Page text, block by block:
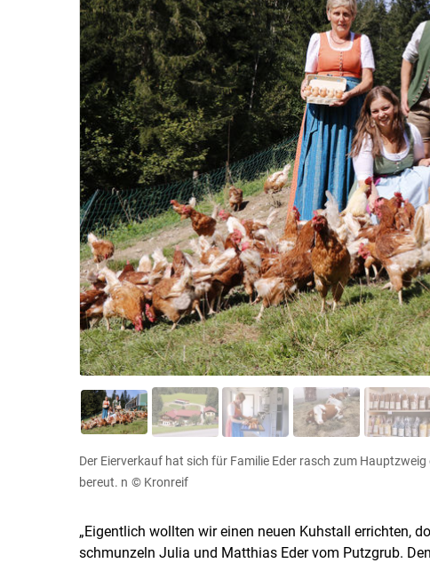
Der Eierverkauf hat sich für Familie Eder rasch zum
bereut. n © Kronreif
„Eigentlich wollten wir einen neuen Kuhstall errichten,
schmunzeln Julia und Matthias Eder vom Putzgrub.